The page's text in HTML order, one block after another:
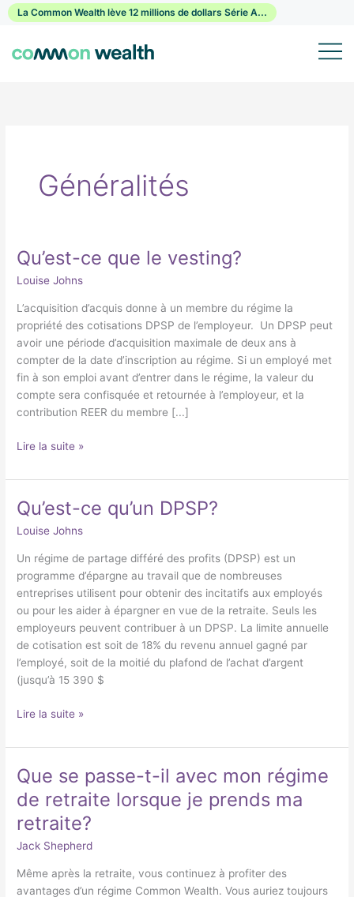
PasserLa Common Wealth lève 12 millions de dollars Série A...
Généralités
Qu’est-ce que le vesting?
Louise Johns
L’acquisition d’acquis donne à un membre du régime la
propriété des cotisations DPSP de l’employeur. Un DPSP peut
avoir une période d’acquisition maximale de deux ans à
compter de la date d’inscription au régime. Si un employé met
fin à son emploi avant d’entrer dans le régime, la valeur du
compte sera confisquée et retournée à l’employeur, et la
contribution REER du membre [...]
Qu’est-
le
vesting?
Lire la suite »
Qu’est-ce qu’un DPSP?
Louise Johns
Un régime de partage différé des profits (DPSP) est un
programme d’épargne au travail que de nombreuses
entreprises utilisent pour obtenir des incitatifs aux employés
ou pour les aider à épargner en vue de la retraite. Seuls les
employeurs peuvent contribuer à un DPSP. La limite annuelle
de cotisation est soit de 18% du revenu annuel gagné par
l’employé, soit de la moitié du plafond de l’achat d’argent
(jusqu’à 15 390 $
Qu’est-
DPSP?
Lire la suite »
Que se passe-t-il avec mon régime
de retraite lorsque je prends ma
retraite?
Jack Shepherd
Même après la retraite, vous continuez à profiter des
avantages d’un régime Common Wealth. Vous auriez toujours
Que
se
passe-
t-
il
mon
régime